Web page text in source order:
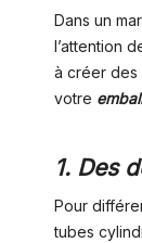
Dans un
l’attention
à créer des
votre
1. Des
Pour
tubes